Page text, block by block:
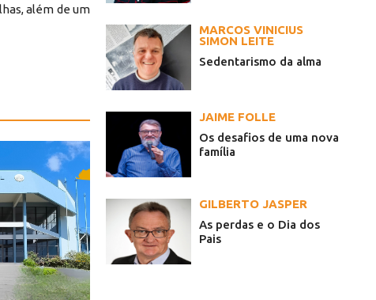
além de um
MARCOS VINICIUS
SIMON LEITE
Sedentarismo da alma
JAIME FOLLE
Os desafios de uma nova
família
GILBERTO JASPER
As perdas e o Dia dos
Pais